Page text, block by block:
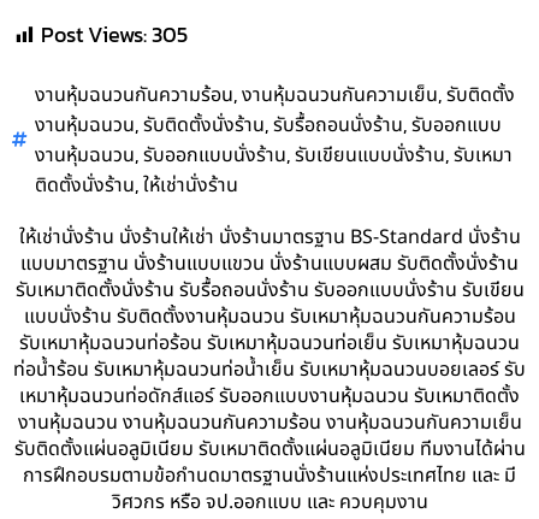
Post Views:305
งานหุ้มฉนวนกันความร้อน,งานหุ้มฉนวนกันความเย็น,รับติดตั้ง
งานหุ้มฉนวน,รับติดตั้งนั่งร้าน,รับรื้อถอนนั่งร้าน,รับออกแบบ
งานหุ้มฉนวน,รับออกแบบนั่งร้าน,รับเขียนแบบนั่งร้าน,รับเหมา
ติดตั้งนั่งร้าน,ให้เช่านั่งร้าน
ให้เช่านั่งร้าน นั่งร้านให้เช่า นั่งร้านมาตรฐาน BS-Standard นั่งร้าน
แบบมาตรฐาน นั่งร้านแบบแขวน นั่งร้านแบบผสม รับติดตั้งนั่งร้าน
รับเหมาติดตั้งนั่งร้าน รับรื้อถอนนั่งร้าน รับออกแบบนั่งร้าน รับเขียน
แบบนั่งร้าน รับติดตั้งงานหุ้มฉนวน รับเหมาหุ้มฉนวนกันความร้อน
รับเหมาหุ้มฉนวนท่อร้อน รับเหมาหุ้มฉนวนท่อเย็น รับเหมาหุ้มฉนวน
ท่อน้ำร้อน รับเหมาหุ้มฉนวนท่อน้ำเย็น รับเหมาหุ้มฉนวนบอยเลอร์ รับ
เหมาหุ้มฉนวนท่อดักส์แอร์ รับออกแบบงานหุ้มฉนวน รับเหมาติดตั้ง
งานหุ้มฉนวน งานหุ้มฉนวนกันความร้อน งานหุ้มฉนวนกันความเย็น
รับติดตั้งแผ่นอลูมิเนียม รับเหมาติดตั้งแผ่นอลูมิเนียม ทีมงานได้ผ่าน
การฝึกอบรมตามข้อกำนดมาตรฐานนั่งร้านแห่งประเทศไทย และ มี
วิศวกร หรือ จป.ออกแบบ และ ควบคุมงาน